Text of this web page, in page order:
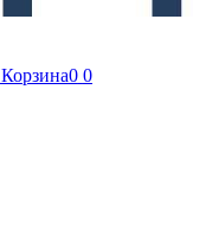
Корзина0 0